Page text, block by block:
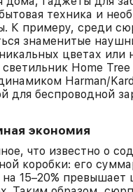
техника и
К примеру, среди
знаменитые
цветах или
Home Tree
Harman/
для беспроводной
экономия
что известно о
коробки: его
15–20% превышает